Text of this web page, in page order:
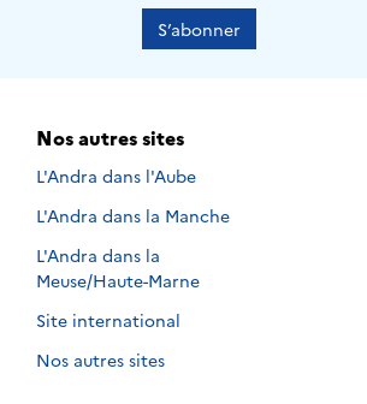
S’abonner
Nos autres sites
L'Andra dans l'Aube
L'Andra dans la Manche
L'Andra dans la
Meuse/Haute-Marne
Site international
Nos autres sites